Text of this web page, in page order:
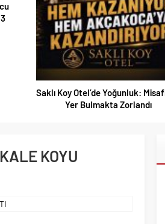
SAHİLLERDE TEMİZLİK
KOYU